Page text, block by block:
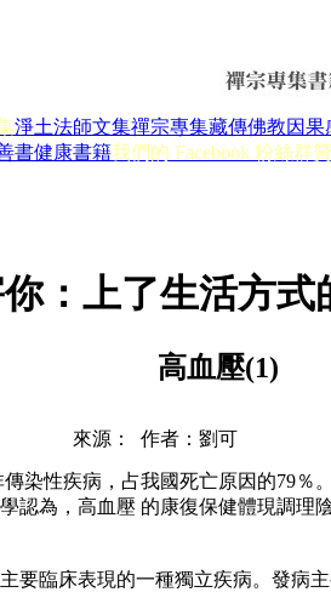
淨土法師文集禪宗專集藏傳佛教因果
書健康書籍我們的 Facebook 粉絲群
你：上了生活
高血壓(1)
來源： 作者：劉可
性疾病，占我國死亡原因的79％
為，高血壓 的康復保健體現調
床表現的一種獨立疾病。發病